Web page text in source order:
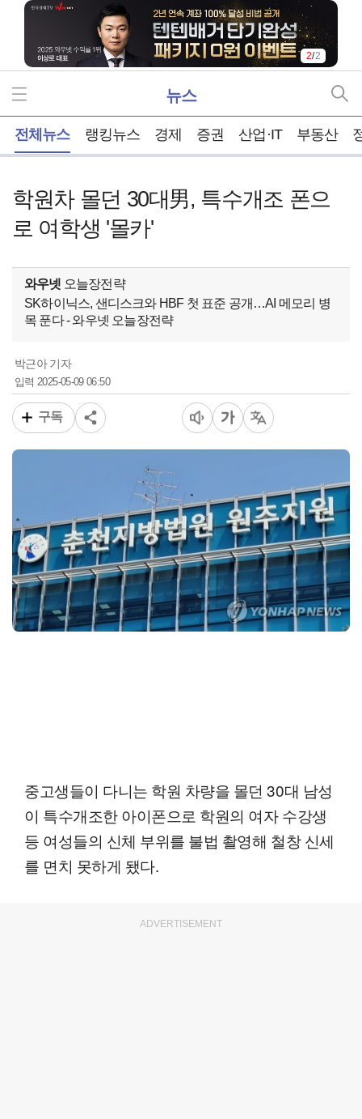
2/2
뉴스
전체뉴스 랭킹뉴스 경제 증권 산업·IT 부동산
학원차 몰던 30대男, 특수개조 폰으
로 여학생 '몰카'
와우넷 오늘장전략
SK하이닉스, 샌디스크와 HBF 첫 표준 공개…AI 메모리 병
목 푼다 - 와우넷 오늘장전략
박근아 기자
입력 2025-05-09 06:50
구독
중고생들이 다니는 학원 차량을 몰던 30대 남성
이 특수개조한 아이폰으로 학원의 여자 수강생
등 여성들의 신체 부위를 불법 촬영해 철창 신세
를 면치 못하게 됐다.
ADVERTISEMENT